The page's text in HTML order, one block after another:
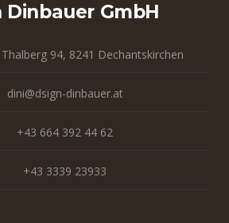
Dinbauer GmbH
94, 8241 Dechantskirchen
dini@dsign-dinbauer.at
+43 664 392 44 62
+43 3339 23933